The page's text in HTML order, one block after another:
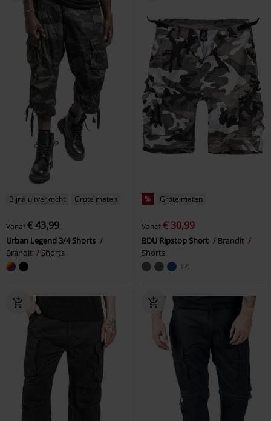
Bijna uitverkocht Grote maten
Vanaf€ 43,99
Urban Legend 3/4 Shorts
Brandit
Shorts
% Grote maten
Vanaf€ 30,99
BDU Ripstop Short
Brandit
Shorts
+4